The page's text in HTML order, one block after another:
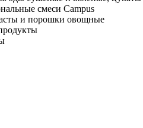
смеси Campus
и порошки овощные